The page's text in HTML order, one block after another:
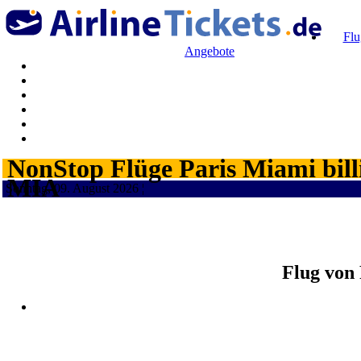
Angebote
NonStop Flüge Paris Miami
MIA
Sonntag, 09. August 2026 ¦
Flug von